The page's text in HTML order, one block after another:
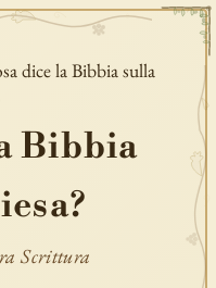
dice la Bibbia sulla
Bibbia
Scrittura